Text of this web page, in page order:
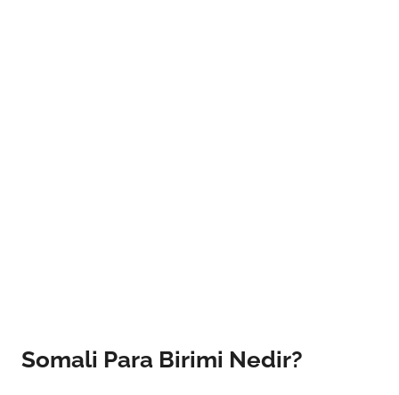
Somali Para Birimi Nedir?